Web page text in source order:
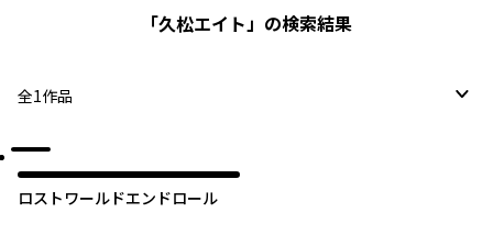
「久松エイト」の検索結果
全1作品
ロストワールドエンドロール